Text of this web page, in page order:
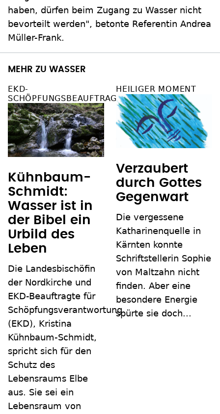
haben, dürfen beim Zugang zu Wasser nicht
bevorteilt werden", betonte Referentin Andrea
Müller-Frank.
MEHR ZU WASSER
EKD-
SCHÖPFUNGSBEAUFTRAGTE
Kühnbaum-
Schmidt:
Wasser ist in
der Bibel ein
Urbild des
Leben
Die Landesbischöfin
der Nordkirche und
EKD-Beauftragte für
Schöpfungsverantwortung
(EKD), Kristina
Kühnbaum-Schmidt,
spricht sich für den
Schutz des
Lebensraums Elbe
aus. Sie sei ein
Lebensraum von
HEILIGER MOMENT
Verzaubert
durch Gottes
Gegenwart
Die vergessene
Katharinenquelle in
Kärnten konnte
Schriftstellerin Sophie
von Maltzahn nicht
finden. Aber eine
besondere Energie
spürte sie doch...